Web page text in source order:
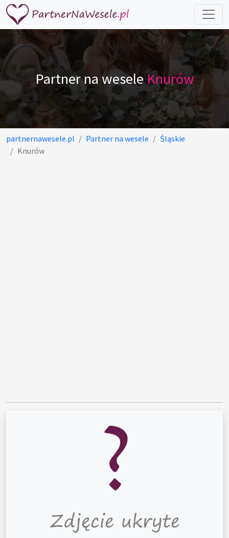
Partner na weseleKnurów
partnernawesele.pl Partner na wesele
Śląskie
Knurów